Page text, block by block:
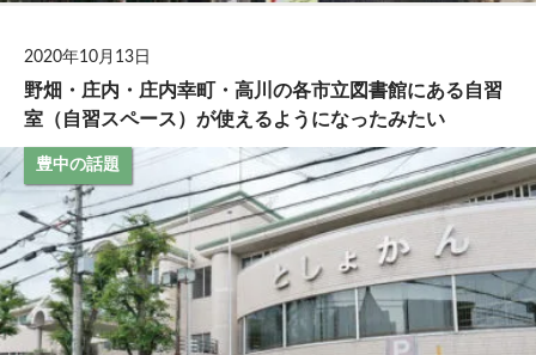
2020年10月13日
野畑・庄内・庄内幸町・高川の各市立図書館にある自習
室（自習スペース）が使えるようになったみたい
豊中の話題